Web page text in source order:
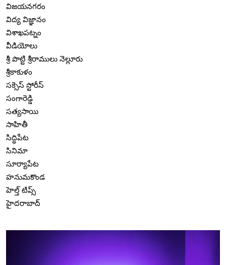
విజయనగరం
విద్య విజ్ఞానం
విశాఖపట్నం
వీడియోలు
శ్రీ పొట్టి శ్రీరాములు నెల్లూరు
శ్రీకాకుళం
సక్సెస్ స్టోరీస్
సంగారెడ్డి
సత్యసాయి
సాహితీ
సిద్ధిపేట
సినిమా
సూర్యాపేట
హనుమకొండ
హెల్త్ టిప్స్
హైదరాబాద్